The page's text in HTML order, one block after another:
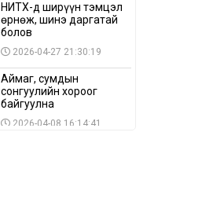
НИТХ-д ширүүн тэмцэл
өрнөж, шинэ даргатай
болов
2026-04-27 21:30:19
Аймаг, сумдын
сонгуулийн хороог
байгуулна
2026-04-08 16:14:41